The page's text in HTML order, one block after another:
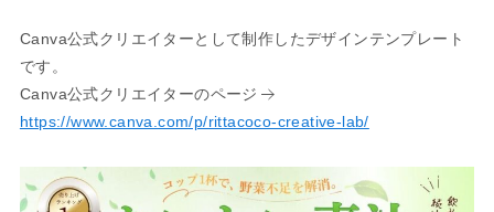
Canva公式クリエイターとして制作したデザインテンプレート
です。
Canva公式クリエイターのページ
https://www.canva.com/p/rittacoco-creative-lab/